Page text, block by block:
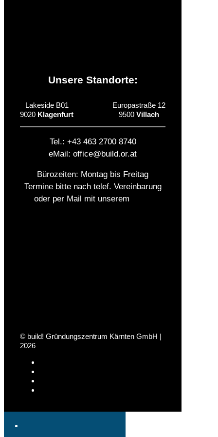
Unsere Standorte:
Lakeside B01
9020 Klagenfurt
Europastraße 12
9500 Villach
Tel.: +43 463 2700 8740
eMail: office@build.or.at
Bürozeiten: Montag bis Freitag
Termine bitte nach telef. Vereinbarung
oder per Mail mit unserem
© build! Gründungszentrum Kärnten GmbH |
2026